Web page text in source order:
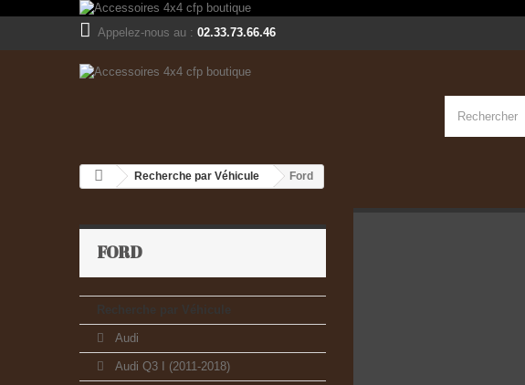
Appelez-nous au : 02.33.73.66.46
Recherche par Véhicule Ford
FORD
Recherche par Véhicule
Audi
Audi Q3 I (2011-2018)